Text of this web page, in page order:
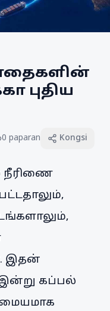
புதிய
0 paparan Kongsi
நீரிணை
இதன்
கப்பல்
மையமாக